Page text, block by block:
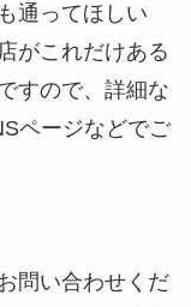
通ってほしい
がこれだけある
すので、詳細な
ページなどでご
問い合わせくだ